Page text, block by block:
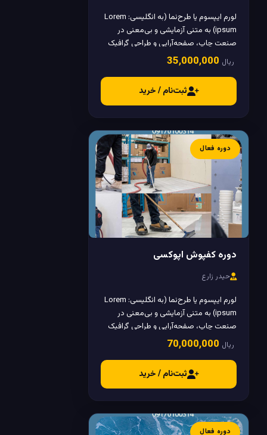
لورم ایپسوم یا طرح‌نما (به انگلیسی: Lorem
ipsum) به متنی آزمایشی و بی‌معنی در
صنعت چاپ، صفحه‌آرایی و طراحی گرافیک
گفته می‌شود.
35٬000٬000 ریال
ثبت‌نام / خرید
دوره فعال
دوره کفپوش اپوکسی
حیدر زارع
لورم ایپسوم یا طرح‌نما (به انگلیسی: Lorem
ipsum) به متنی آزمایشی و بی‌معنی در
صنعت چاپ، صفحه‌آرایی و طراحی گرافیک
گفته می‌شود.
70٬000٬000 ریال
ثبت‌نام / خرید
دوره فعال